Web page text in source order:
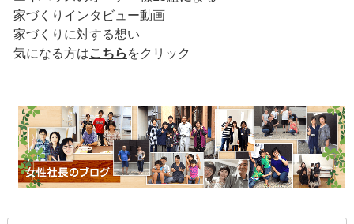
家づくりインタビュー動画
家づくりに対する想い
気になる方はこちら をクリック